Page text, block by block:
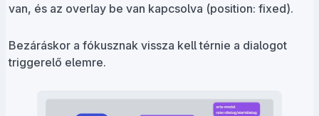
van, és az overlay be van kapcsolva (position: fixed).
Bezáráskor a fókusznak vissza kell térnie a dialogot
triggerelő elemre.